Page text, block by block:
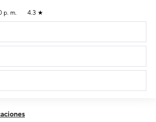
p. m. 4.3 ★
m. a 7:00 p. m.